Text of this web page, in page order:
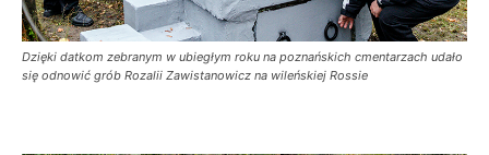
Dzięki datkom zebranym w ubiegłym roku na poznańskich cmentarzach udało
się odnowić grób Rozalii Zawistanowicz na wileńskiej Rossie